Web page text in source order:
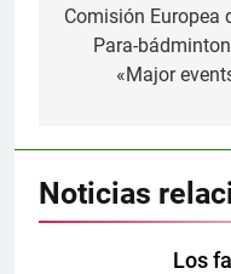
Comisión Europea
Para-
«Major
Noticias
Los